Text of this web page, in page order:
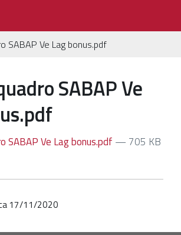
Notizie
Collaboratori
SABAP Ve Lag bonus.pdf
SABAP Ve
SABAP Ve Lag bonus.pdf — 705 KB
17/11/2020